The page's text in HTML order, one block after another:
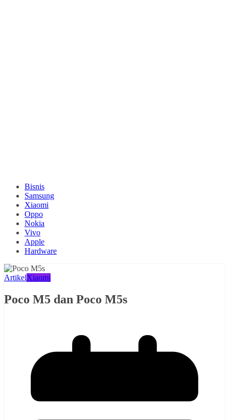
Bisnis
Samsung
Xiaomi
Oppo
Nokia
Vivo
Apple
Hardware
ArtikelXiaomi
Poco M5 dan Poco M5s